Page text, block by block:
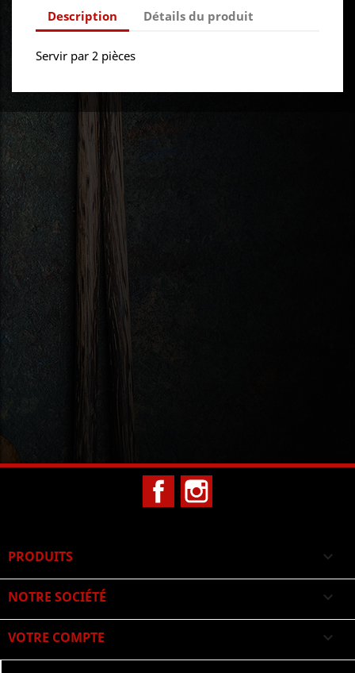
Description Détails du produit
Servir par 2 pièces
Facebook
PRODUITS 
NOTRE SOCIÉTÉ 
VOTRE COMPTE 